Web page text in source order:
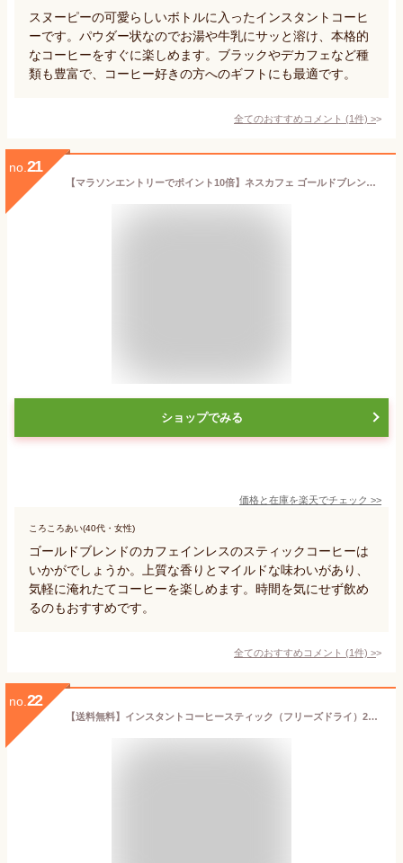
スヌーピーの可愛らしいボトルに入ったインスタントコーヒ
ーです。パウダー状なのでお湯や牛乳にサッと溶け、本格的
なコーヒーをすぐに楽しめます。ブラックやデカフェなど種
類も豊富で、コーヒー好きの方へのギフトにも最適です。
全てのおすすめコメント (1件) >
no. 21
【マラソンエントリーでポイント10倍】ネスカフェ ゴールドブレンド カフェインレス スティック ブラック 14P(2g/P) ×2箱,レギュラー ソリュブル コーヒー,個包装
ショップでみる
価格と在庫を楽天でチェック >>
ころころあい(40代・女性)
ゴールドブレンドのカフェインレスのスティックコーヒーは
いかがでしょうか。上質な香りとマイルドな味わいがあり、
気軽に淹れたてコーヒーを楽しめます。時間を気にせず飲め
るのもおすすめです。
全てのおすすめコメント (1件) >
no. 22
【送料無料】インスタントコーヒースティック（フリーズドライ）2g×300P【カフェ工房】